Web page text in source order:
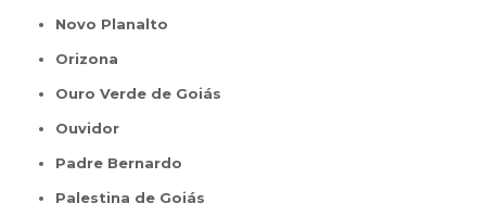
Novo Planalto
Orizona
Ouro Verde de Goiás
Ouvidor
Padre Bernardo
Palestina de Goiás